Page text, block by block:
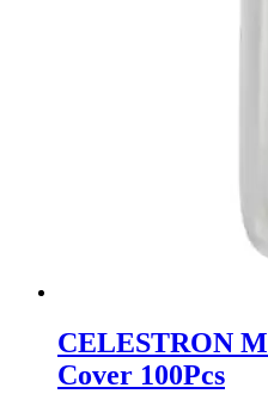
CELESTRON
Cover 100Pcs